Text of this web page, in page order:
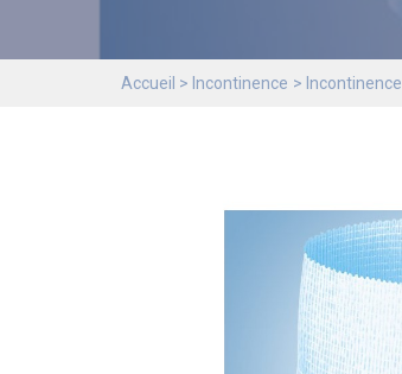
Accueil Incontinence Incontinence